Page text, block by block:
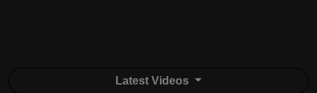
Latest Videos